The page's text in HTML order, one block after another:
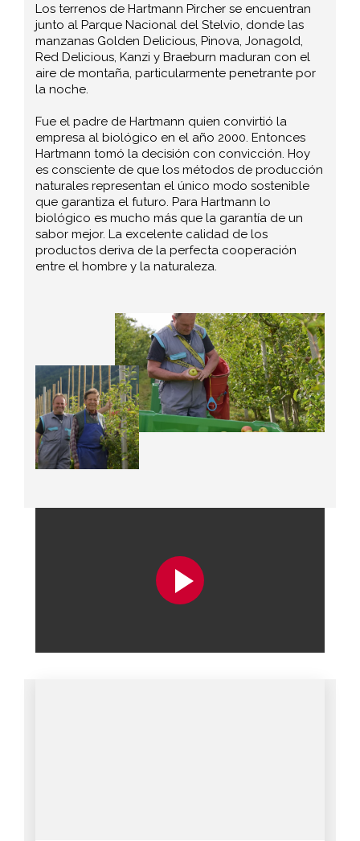
Los terrenos de Hartmann Pircher se encuentran
junto al Parque Nacional del Stelvio, donde las
manzanas Golden Delicious, Pinova, Jonagold,
Red Delicious, Kanzi y Braeburn maduran con el
aire de montaña, particularmente penetrante por
la noche.
Fue el padre de Hartmann quien convirtió la
empresa al biológico en el año 2000. Entonces
Hartmann tomó la decisión con convicción. Hoy
es consciente de que los métodos de producción
naturales representan el único modo sostenible
que garantiza el futuro. Para Hartmann lo
biológico es mucho más que la garantía de un
sabor mejor. La excelente calidad de los
productos deriva de la perfecta cooperación
entre el hombre y la naturaleza.